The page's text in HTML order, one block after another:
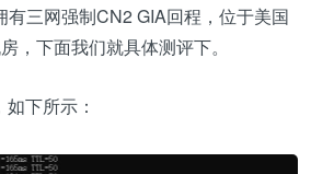
有三网强制CN2 GIA回程，位于美国
，下面我们就具体测评下。
下所示：